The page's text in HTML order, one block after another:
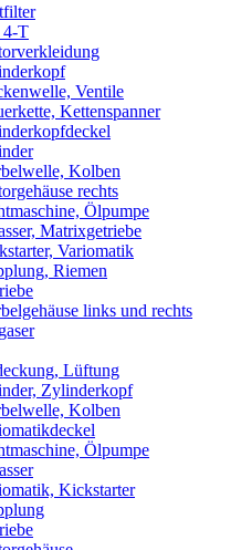
4-T
Ventile
Kettenspanner
Kolben
rechts
Ölpumpe
Matrixgetriebe
Variomatik
Riemen
links und rechts
Lüftung
Zylinderkopf
Kolben
Ölpumpe
Kickstarter